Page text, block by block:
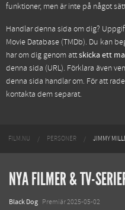
funktioner, men är inte på något
Handlar denna sida om dig?
Movie Database (TMDb). Du kan
har om dig genom attskicka ett
denna sida (URL). Förklara även
denna sida handlar om. För att
kontakta dem separat.
FILM.NU PERSONER JIMMY
NYA FILMER & TV-
Black Dog Premiär 2025-05-02